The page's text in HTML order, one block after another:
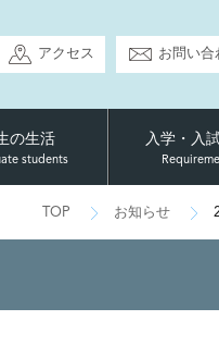
アクセス お問い合
の生活
students
入学・入
TOP お知らせ